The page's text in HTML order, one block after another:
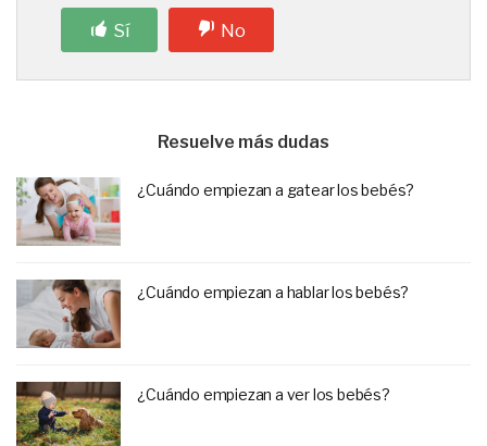
Sí
No
Resuelve más dudas
¿Cuándo empiezan a gatear los bebés?
¿Cuándo empiezan a hablar los bebés?
¿Cuándo empiezan a ver los bebés?